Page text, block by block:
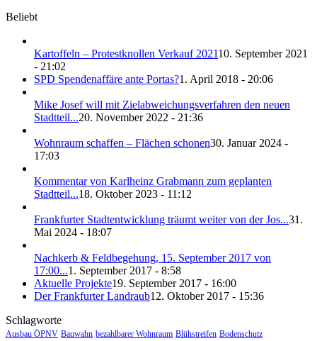
Beliebt
Kartoffeln – Protestknollen Verkauf 202110. September 2021
- 21:02
SPD Spendenaffäre ante Portas?1. April 2018 - 20:06
Mike Josef will mit Zielabweichungsverfahren den neuen
Stadtteil...20. November 2022 - 21:36
Wohnraum schaffen – Flächen schonen30. Januar 2024 -
17:03
Kommentar von Karlheinz Grabmann zum geplanten
Stadtteil...18. Oktober 2023 - 11:12
Frankfurter Stadtentwicklung träumt weiter von der Jos...31.
Mai 2024 - 18:07
Nachkerb & Feldbegehung, 15. September 2017 von
17:00...1. September 2017 - 8:58
Aktuelle Projekte19. September 2017 - 16:00
Der Frankfurter Landraub12. Oktober 2017 - 15:36
Schlagworte
Ausbau ÖPNV Bauwahn bezahlbarer Wohnraum Blühstreifen Bodenschutz